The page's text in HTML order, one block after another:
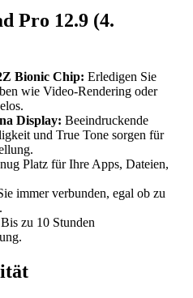
Pro 12.9 (4.
Bionic Chip: Erledigen Sie
wie Video-Rendering oder
Display: Beeindruckende
und True Tone sorgen für
Platz für Ihre Apps, Dateien,
immer verbunden, egal ob zu
Bis zu 10 Stunden